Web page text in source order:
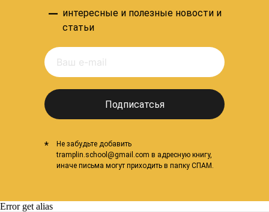
интересные и полезные новости и
статьи
Подписатсья
Не забудьте добавить
tramplin.school@gmail.com в адресную книгу,
иначе письма могут приходить в папку СПАМ.
*
–
Error get alias